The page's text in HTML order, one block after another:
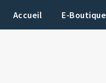
Accueil E-Boutique